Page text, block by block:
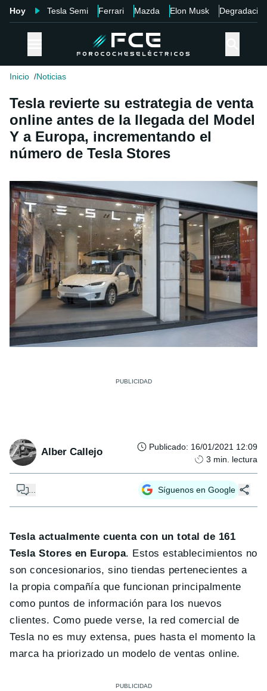
Hoy Tesla Semi Ferrari Mazda Elon Musk Degradación
Inicio Noticias
Tesla revierte su estrategia de venta
online antes de la llegada del Model
Y a Europa, incrementando el
número de Tesla Stores
Alber Callejo Publicado: 16/01/2021 12:09
3 min. lectura
Síguenos en Google
Tesla actualmente cuenta con un total de 161
Tesla Stores en Europa. Estos establecimientos no
son concesionarios, sino tiendas pertenecientes a
la propia compañía que funcionan principalmente
como puntos de información para los nuevos
clientes. Como puede verse, la red comercial de
Tesla no es muy extensa, pues hasta el momento la
marca ha priorizado un modelo de ventas online.